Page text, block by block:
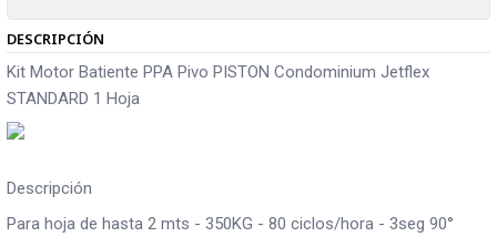
DESCRIPCIÓN
Kit Motor Batiente PPA Pivo PISTON Condominium Jetflex
STANDARD 1 Hoja
Descripción
Para hoja de hasta 2 mts - 350KG - 80 ciclos/hora - 3seg 90°